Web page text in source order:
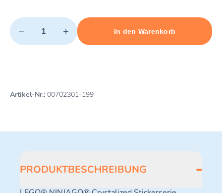
Quantity
− +
Minimum quantity: 1 Maximum quantity: 3
In den Warenkorb
Add 1 item to cart
Artikel-Nr.: 00702301-199
PRODUKTBESCHREIBUNG